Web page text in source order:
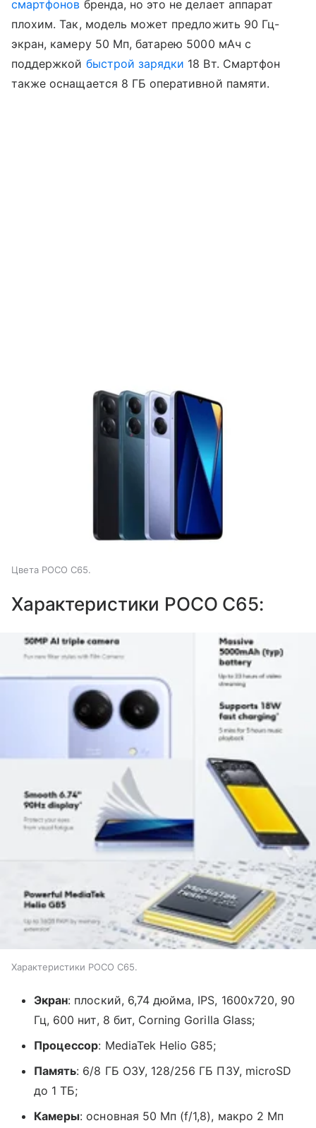
смартфонов бренда, но это не делает аппарат
плохим. Так, модель может предложить 90 Гц-
экран, камеру 50 Мп, батарею 5000 мАч с
поддержкой быстрой зарядки 18 Вт. Смартфон
также оснащается 8 ГБ оперативной памяти.
Цвета POCO C65.
Характеристики POCO C65:
Характеристики POCO C65.
Экран: плоский, 6,74 дюйма, IPS, 1600х720, 90
Гц, 600 нит, 8 бит, Corning Gorilla Glass;
Процессор: MediaTek Helio G85;
Память: 6/8 ГБ ОЗУ, 128/256 ГБ ПЗУ, microSD
до 1 ТБ;
Камеры: основная 50 Мп (f/1,8), макро 2 Мп